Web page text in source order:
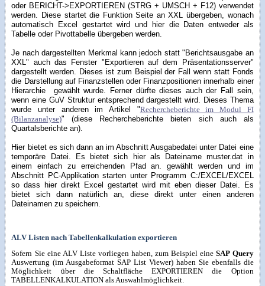
oder BERICHT->EXPORTIEREN (STRG + UMSCH + F12) verwendet
werden. Diese startet die Funktion Seite an XXL übergeben, wonach
automatisch Excel gestartet wird und hier die Daten entweder als
Tabelle oder Pivottabelle übergeben werden.
Je nach dargestellten Merkmal kann jedoch statt "Berichtsausgabe an
XXL" auch das Fenster "Exportieren auf dem Präsentationsserver"
dargestellt werden. Dieses ist zum Beispiel der Fall wenn statt Fonds
die Darstellung auf Finanzstellen oder Finanzpositionen innerhalb einer
Hierarchie gewählt wurde. Ferner dürfte dieses auch der Fall sein,
wenn eine GuV Struktur entsprechend dargestellt wird. Dieses Thema
wurde unter anderen im Artikel "Rechercheberichte im Modul FI
(Bilanzanalyse)" (diese Rechercheberichte bieten sich auch als
Quartalsberichte an).
Hier bietet es sich dann an im Abschnitt Ausgabedatei unter Datei eine
temporäre Datei. Es bietet sich hier als Dateiname muster.dat in
einem einfach zu erreichenden Pfad an. gewählt werden und im
Abschnitt PC-Applikation starten unter Programm C:/EXCEL/EXCEL
so dass hier direkt Excel gestartet wird mit eben dieser Datei. Es
bietet sich dann natürlich an, diese direkt unter einen anderen
Dateinamen zu speichern.
ALV Listen nach Tabellenkalkulation exportieren
Sofern Sie eine ALV Liste vorliegen haben, zum Beispiel eineSAP Query
Auswertung (im Ausgabeformat SAP List Viewer) haben Sie ebenfalls die
Möglichkeit über die Schaltfläche EXPORTIEREN die Option
TABELLENKALKULATION als Auswahlmöglichkeit.